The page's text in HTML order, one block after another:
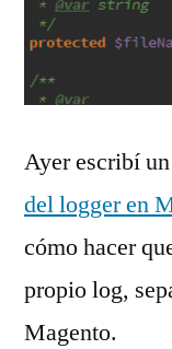
Ayer escribí
del logger en
cómo hacer
propio log,
Magento.